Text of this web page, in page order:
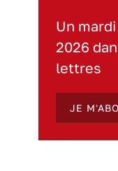
Un
2026
lettres
JE